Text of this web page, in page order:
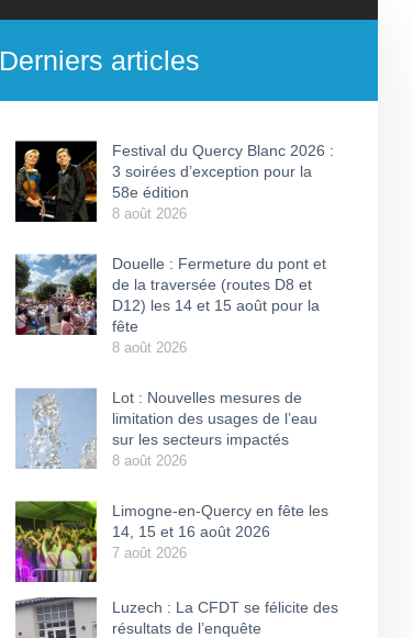
Derniers articles
Festival du Quercy Blanc 2026 :
3 soirées d’exception pour la
58e édition
8 août 2026
Douelle : Fermeture du pont et
de la traversée (routes D8 et
D12) les 14 et 15 août pour la
fête
8 août 2026
Lot : Nouvelles mesures de
limitation des usages de l’eau
sur les secteurs impactés
8 août 2026
Limogne-en-Quercy en fête les
14, 15 et 16 août 2026
7 août 2026
Luzech : La CFDT se félicite des
résultats de l’enquête